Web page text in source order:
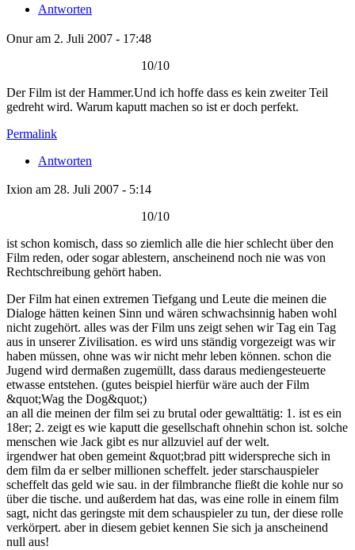
Antworten
Onur am 2. Juli 2007 - 17:48
10/10
Der Film ist der Hammer.Und ich hoffe dass es kein zweiter Teil
gedreht wird. Warum kaputt machen so ist er doch perfekt.
Permalink
Antworten
Ixion am 28. Juli 2007 - 5:14
10/10
ist schon komisch, dass so ziemlich alle die hier schlecht über den
Film reden, oder sogar ablestern, anscheinend noch nie was von
Rechtschreibung gehört haben.
Der Film hat einen extremen Tiefgang und Leute die meinen die
Dialoge hätten keinen Sinn und wären schwachsinnig haben wohl
nicht zugehört. alles was der Film uns zeigt sehen wir Tag ein Tag
aus in unserer Zivilisation. es wird uns ständig vorgezeigt was wir
haben müssen, ohne was wir nicht mehr leben können. schon die
Jugend wird dermaßen zugemüllt, dass daraus mediengesteuerte
etwasse entstehen. (gutes beispiel hierfür wäre auch der Film
&quot;Wag the Dog&quot;)
an all die meinen der film sei zu brutal oder gewalttätig: 1. ist es ein
18er; 2. zeigt es wie kaputt die gesellschaft ohnehin schon ist. solche
menschen wie Jack gibt es nur allzuviel auf der welt.
irgendwer hat oben gemeint &quot;brad pitt widerspreche sich in
dem film da er selber millionen scheffelt. jeder starschauspieler
scheffelt das geld wie sau. in der filmbranche fließt die kohle nur so
über die tische. und außerdem hat das, was eine rolle in einem film
sagt, nicht das geringste mit dem schauspieler zu tun, der diese rolle
verkörpert. aber in diesem gebiet kennen Sie sich ja anscheinend
null aus!